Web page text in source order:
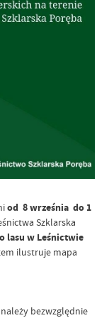
od 8 września do 1
Szklarska
lasu w Leśnictwie
ilustruje mapa
bezwzględnie